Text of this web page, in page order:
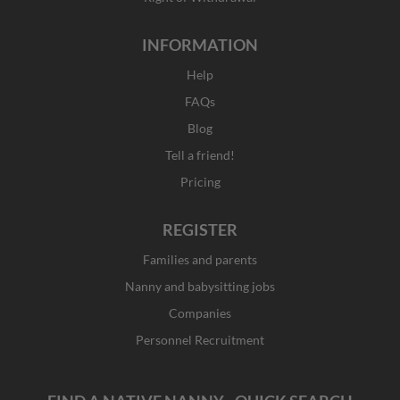
INFORMATION
Help
FAQs
Blog
Tell a friend!
Pricing
REGISTER
Families and parents
Nanny and babysitting jobs
Companies
Personnel Recruitment